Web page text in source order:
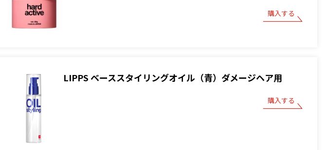
購入する
LIPPS ベーススタイリングオイル（青）ダメージヘア用
購入する